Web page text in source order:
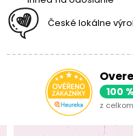
České lokálne
100 %
z celkom